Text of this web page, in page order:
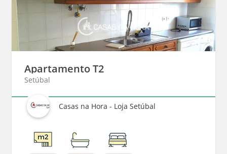
Apartamento T2
Setúbal
Casas na Hora - Loja Setúbal